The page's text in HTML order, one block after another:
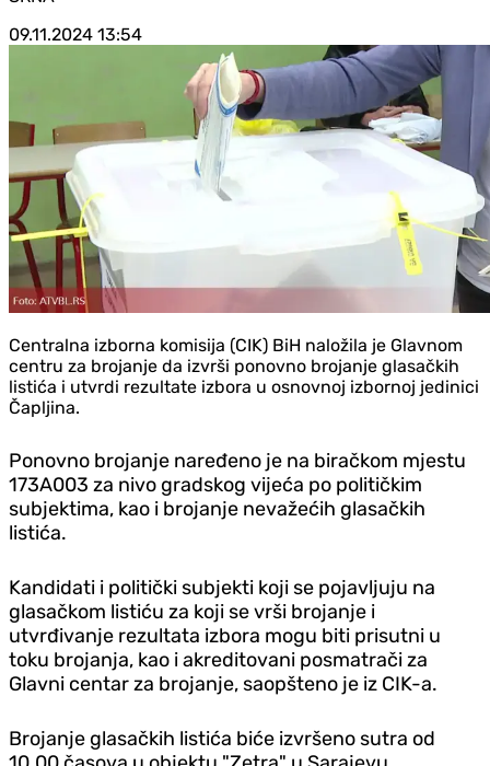
09.11.2024 13:54
Centralna izborna komisija (CIK) BiH naložila je Glavnom
centru za brojanje da izvrši ponovno brojanje glasačkih
listića i utvrdi rezultate izbora u osnovnoj izbornoj jedinici
Čapljina.
Ponovno brojanje naređeno je na biračkom mjestu
173A003 za nivo gradskog vijeća po političkim
subjektima, kao i brojanje nevažećih glasačkih
listića.
Kandidati i politički subjekti koji se pojavljuju na
glasačkom listiću za koji se vrši brojanje i
utvrđivanje rezultata izbora mogu biti prisutni u
toku brojanja, kao i akreditovani posmatrači za
Glavni centar za brojanje, saopšteno je iz CIK-a.
Brojanje glasačkih listića biće izvršeno sutra od